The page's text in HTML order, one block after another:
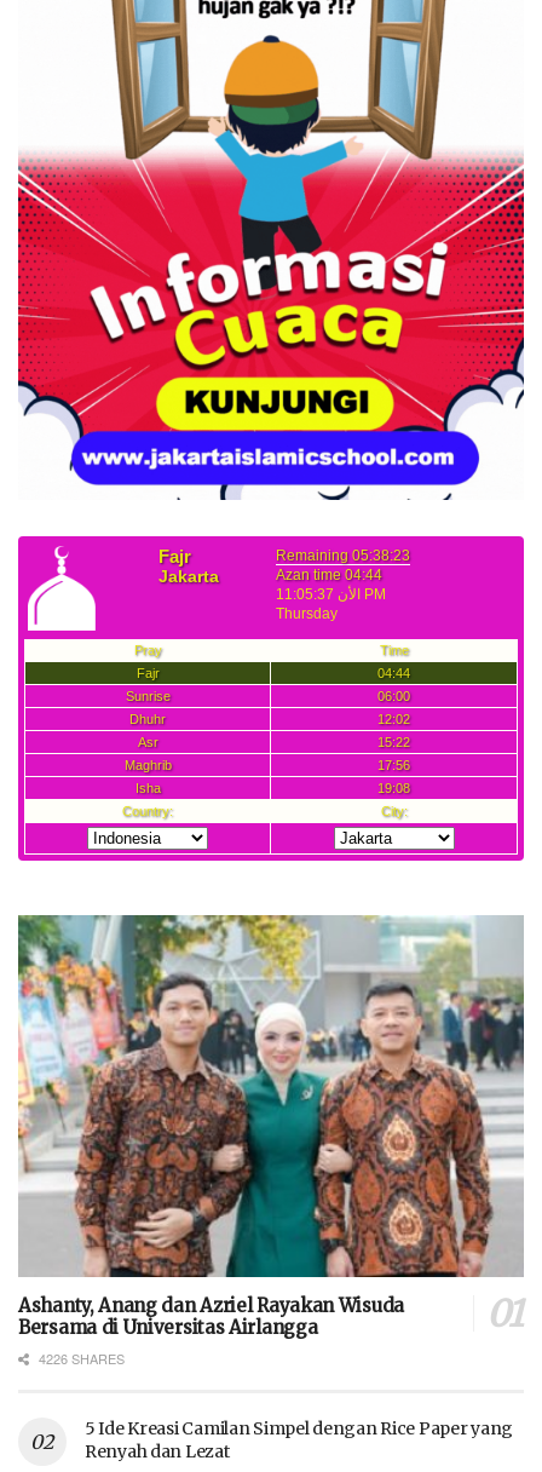
Ashanty, Anang dan Azriel Rayakan Wisuda
Bersama di Universitas Airlangga
4226 SHARES
5 Ide Kreasi Camilan Simpel dengan Rice Paper yang
Renyah dan Lezat